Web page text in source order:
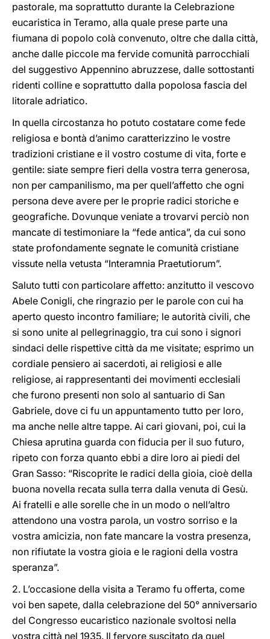
pastorale, ma soprattutto durante la Celebrazione
eucaristica in Teramo, alla quale prese parte una
fiumana di popolo colà convenuto, oltre che dalla città,
anche dalle piccole ma fervide comunità parrocchiali
del suggestivo Appennino abruzzese, dalle sottostanti
ridenti colline e soprattutto dalla popolosa fascia del
litorale adriatico.
In quella circostanza ho potuto costatare come fede
religiosa e bontà d’animo caratterizzino le vostre
tradizioni cristiane e il vostro costume di vita, forte e
gentile: siate sempre fieri della vostra terra generosa,
non per campanilismo, ma per quell’affetto che ogni
persona deve avere per le proprie radici storiche e
geografiche. Dovunque veniate a trovarvi perciò non
mancate di testimoniare la “fede antica”, da cui sono
state profondamente segnate le comunità cristiane
vissute nella vetusta “Interamnia Praetutiorum”.
Saluto tutti con particolare affetto: anzitutto il vescovo
Abele Conigli, che ringrazio per le parole con cui ha
aperto questo incontro familiare; le autorità civili, che
si sono unite al pellegrinaggio, tra cui sono i signori
sindaci delle rispettive città da me visitate; esprimo un
cordiale pensiero ai sacerdoti, ai religiosi e alle
religiose, ai rappresentanti dei movimenti ecclesiali
che furono presenti non solo al santuario di San
Gabriele, dove ci fu un appuntamento tutto per loro,
ma anche nelle altre tappe. Ai cari giovani, poi, cui la
Chiesa aprutina guarda con fiducia per il suo futuro,
ripeto con forza quanto ebbi a dire loro ai piedi del
Gran Sasso: “Riscoprite le radici della gioia, cioè della
buona novella recata sulla terra dalla venuta di Gesù.
Ai fratelli e alle sorelle che in un modo o nell’altro
attendono una vostra parola, un vostro sorriso e la
vostra amicizia, non fate mancare la vostra presenza,
non rifiutate la vostra gioia e le ragioni della vostra
speranza”.
2. L’occasione della visita a Teramo fu offerta, come
voi ben sapete, dalla celebrazione del 50° anniversario
del Congresso eucaristico nazionale svoltosi nella
vostra città nel 1935. Il fervore suscitato da quel